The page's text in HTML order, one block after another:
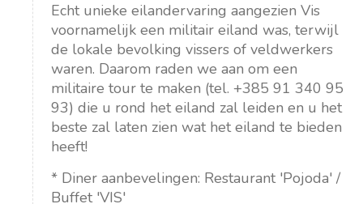
Echt unieke eilandervaring aangezien Vis
voornamelijk een militair eiland was, terwijl
de lokale bevolking vissers of veldwerkers
waren. Daarom raden we aan om een
militaire tour te maken (tel. +385 91 340 95
93) die u rond het eiland zal leiden en u het
beste zal laten zien wat het eiland te bieden
heeft!
* Diner aanbevelingen: Restaurant 'Pojoda' /
Buffet 'VIS'